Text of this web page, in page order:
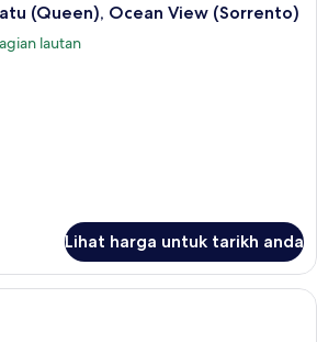
(Queen), Ocean View (Sorrento)
lautan
Lihat harga untuk tarikh anda